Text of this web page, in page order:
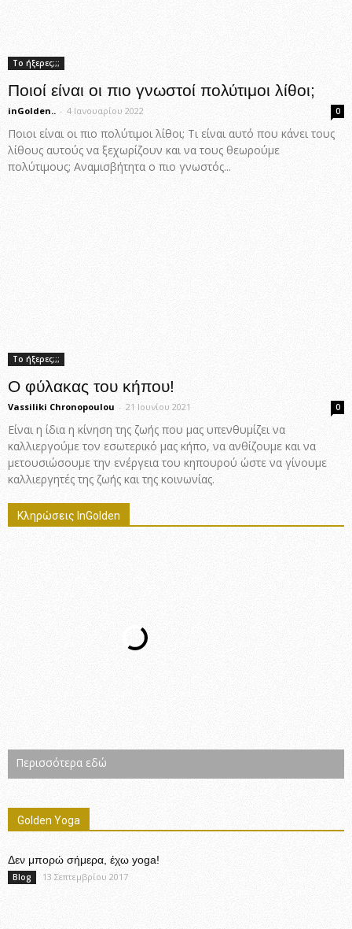
Το ήξερες;;;
Ποιοί είναι οι πιο γνωστοί πολύτιμοι λίθοι;
inGolden.. - 4 Ιανουαρίου 2022 0
Ποιοι είναι οι πιο πολύτιμοι λίθοι; Τι είναι αυτό που κάνει τους
λίθους αυτούς να ξεχωρίζουν και να τους θεωρούμε
πολύτιμους; Αναμισβήτητα ο πιο γνωστός...
Το ήξερες;;;
Ο φύλακας του κήπου!
Vassiliki Chronopoulou - 21 Ιουνίου 2021 0
Είναι η ίδια η κίνηση της ζωής που μας υπενθυμίζει να
καλλιεργούμε τον εσωτερικό μας κήπο, να ανθίζουμε και να
μετουσιώσουμε την ενέργεια του κηπουρού ώστε να γίνουμε
καλλιεργητές της ζωής και της κοινωνίας.
Κληρώσεις InGolden
Περισσότερα εδώ
Golden Yoga
Δεν μπορώ σήμερα, έχω yoga!
Blog 13 Σεπτεμβρίου 2017